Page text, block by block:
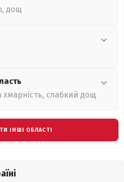
дощ
хмарність, слабкий дощ
ІНШІ ОБЛАСТІ